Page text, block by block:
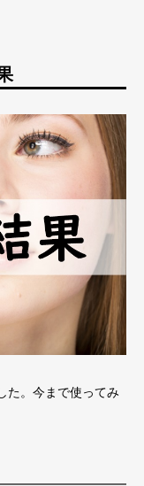
た。今まで使ってみ